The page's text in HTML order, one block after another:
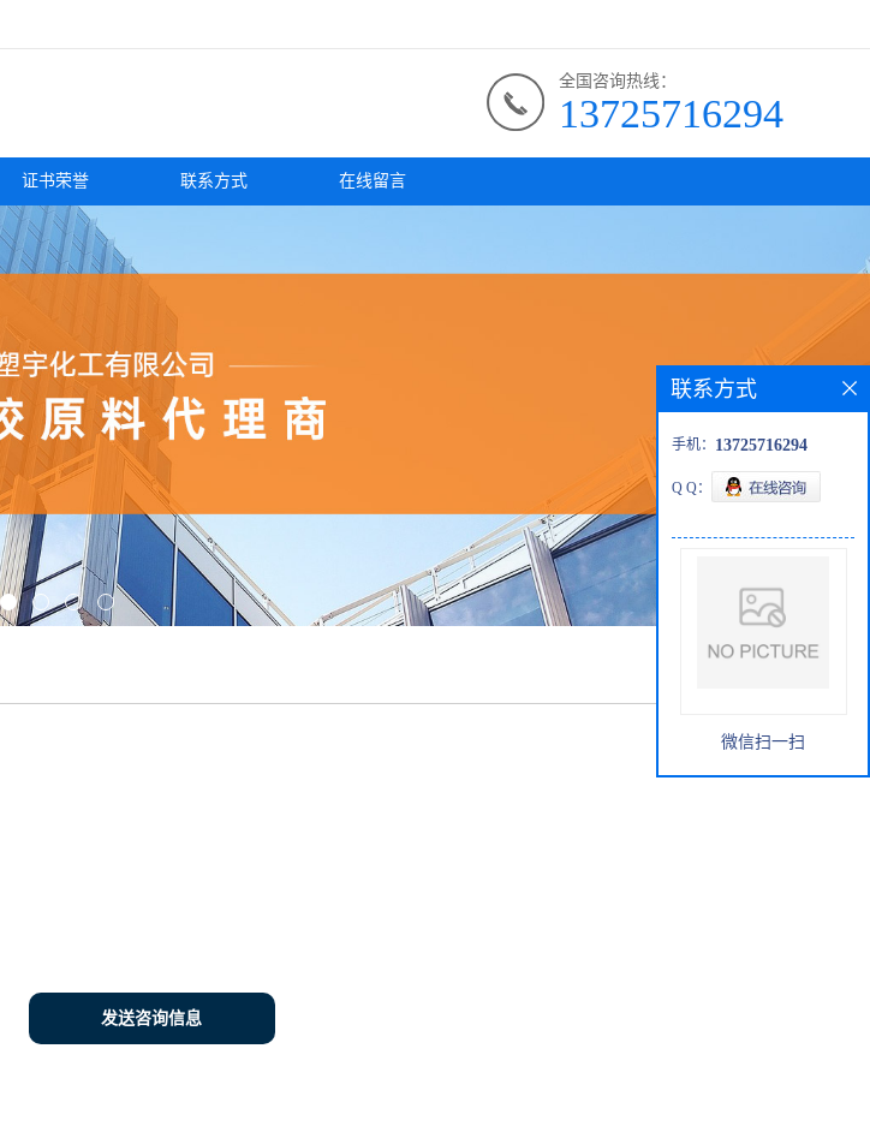
全国咨询热线：
13725716294
证书荣誉 联系方式 在线留言
发送咨询信息
联系方式
手机： 13725716294
Q Q：
微信扫一扫